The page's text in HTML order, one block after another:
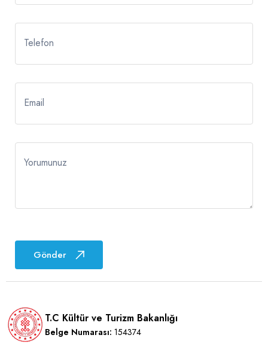
Telefon
Email
Yorumunuz
Gönder
T.C Kültür ve Turizm Bakanlığı
Belge Numarası: 154374